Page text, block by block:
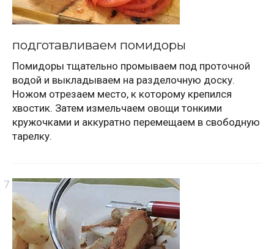
подготавливаем помидоры
Помидоры тщательно промываем под проточной
водой и выкладываем на разделочную доску.
Ножом отрезаем место, к которому крепился
хвостик. Затем измельчаем овощи тонкими
кружочками и аккуратно перемещаем в свободную
тарелку.